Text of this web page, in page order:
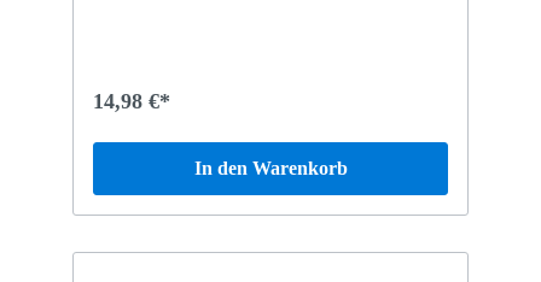
14,98 €*
In den Warenkorb